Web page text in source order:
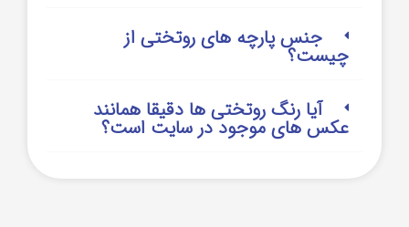
جنس پارچه های روتختی از
چیست؟
آیا رنگ روتختی ها دقیقا همانند
عکس های موجود در سایت است؟